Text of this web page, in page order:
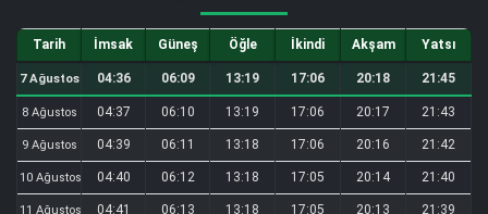
Tarih İmsak Güneş Öğle İkindi Akşam Yatsı
7 Ağustos 04:36 06:09 13:19 17:06 20:18 21:45
8 Ağustos 04:37 06:10 13:19 17:06 20:17 21:43
9 Ağustos 04:39 06:11 13:18 17:06 20:16 21:42
10 Ağustos 04:40 06:12 13:18 17:05 20:14 21:40
11 Ağustos 04:41 06:13 13:18 17:05 20:13 21:39